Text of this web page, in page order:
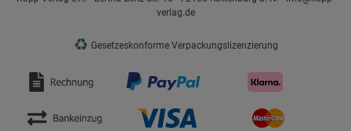
verlag.de
♻ Gesetzeskonforme Verpackungslizenzierung